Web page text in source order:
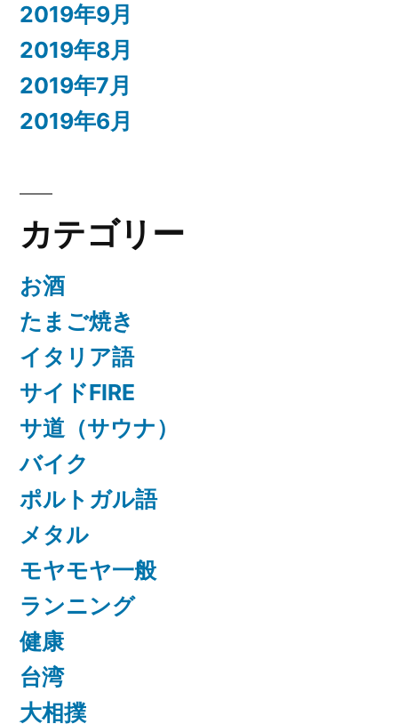
2019年9月
2019年8月
2019年7月
2019年6月
カテゴリー
お酒
たまご焼き
イタリア語
サイドFIRE
サ道（サウナ）
バイク
ポルトガル語
メタル
モヤモヤ一般
ランニング
健康
台湾
大相撲